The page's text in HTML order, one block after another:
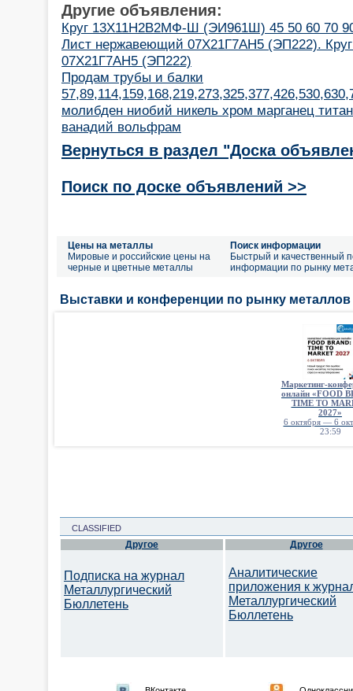
Другие объявления:
Круг 13Х11Н2В2МФ-Ш (ЭИ961Ш) 45 50 60 70
Лист нержавеющий 07Х21Г7АН5 (ЭП222).
07Х21Г7АН5 (ЭП222)
Продам трубы и балки
молибден ниобий никель хром марганец
ванадий вольфрам
Вернуться в раздел "Доска
Поиск по доске объявлений >>
Цены на металлы
Мировые и российские цены на
черные и цветные металлы
Поиск информации
Быстрый и качественный
информации по рынку
Выставки и конференции по рынку
Маркетинг-
онлайн «FOOD
TIME TO
2027»
6 октября — 6
23:59
CLASSIFIED
Другое
Подписка на журнал
Металлургический
Бюллетень
Другое
Аналитические
приложения к
Металлургический
Бюллетень